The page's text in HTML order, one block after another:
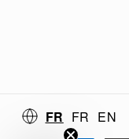
FR FR EN